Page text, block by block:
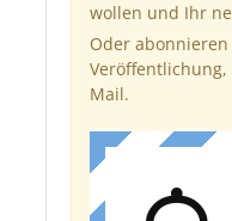
wollen und Ihr
Oder
Veröffentlichung,
Mail.